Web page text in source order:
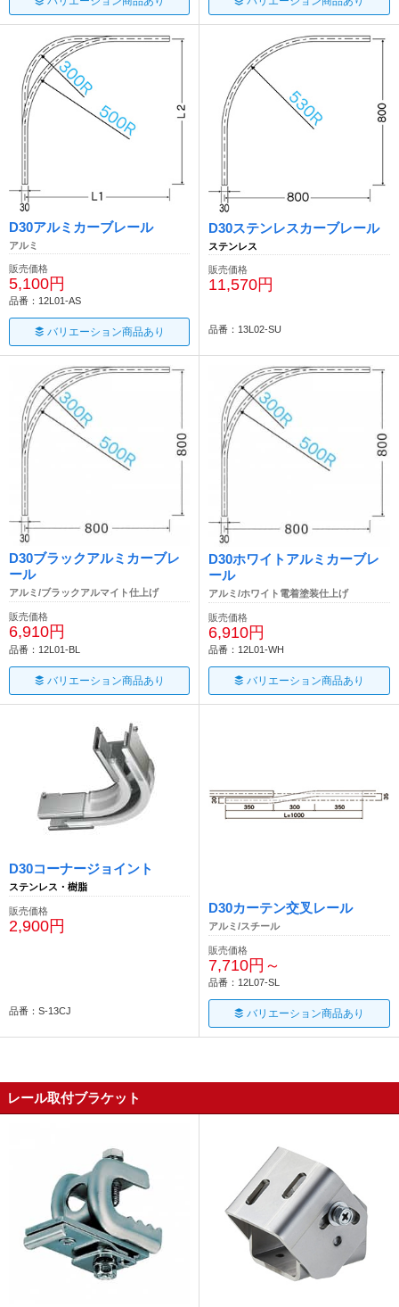
D30アルミカーブレール
アルミ
販売価格
5,100円
品番：12L01-AS
バリエーション商品あり
D30ステンレスカーブレール
ステンレス
販売価格
11,570円
品番：13L02-SU
D30ブラックアルミカーブレ
ール
アルミ/ブラックアルマイト仕上げ
販売価格
6,910円
品番：12L01-BL
バリエーション商品あり
D30ホワイトアルミカーブレ
ール
アルミ/ホワイト電着塗装仕上げ
販売価格
6,910円
品番：12L01-WH
バリエーション商品あり
D30コーナージョイント
ステンレス・樹脂
販売価格
2,900円
品番：S-13CJ
D30カーテン交叉レール
アルミ/スチール
販売価格
7,710円～
品番：12L07-SL
バリエーション商品あり
レール取付ブラケット